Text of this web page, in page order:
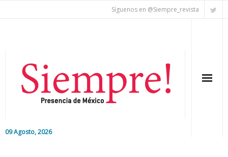
Síguenos en @Siempre_revista
09 Agosto, 2026